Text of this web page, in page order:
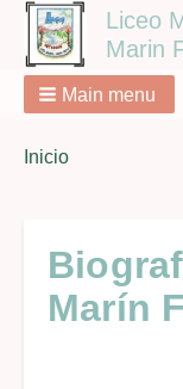
Liceo
Marin
Main menu
Breadcrumbs
You
Inicio
Marín